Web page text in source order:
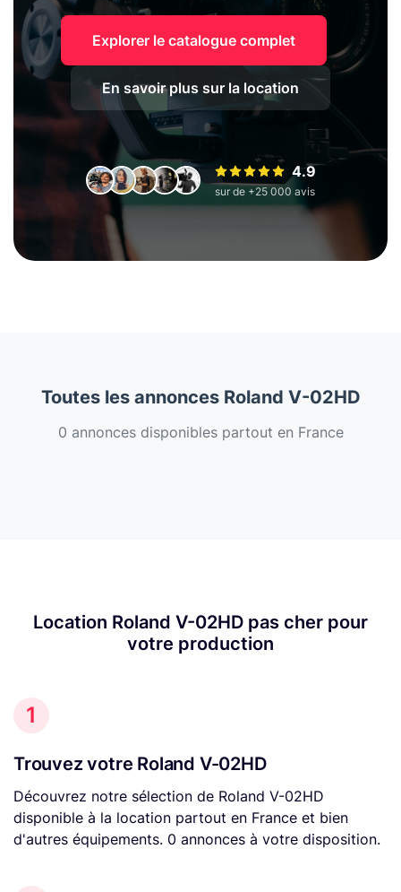
Explorer le catalogue complet
En savoir plus sur la location
4.9
sur de +25 000 avis
Toutes les annonces Roland V-02HD
0 annonces disponibles partout en France
Location Roland V-02HD pas cher pour
votre production
1
Trouvez votre Roland V-02HD
Découvrez notre sélection de Roland V-02HD
disponible à la location partout en France et bien
d'autres équipements. 0 annonces à votre disposition.